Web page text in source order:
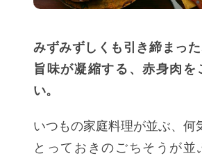
みずみずしくも引き締まっ
旨味が凝縮する、赤身肉を
い。
いつもの家庭料理が並ぶ、何
とっておきのごちそうが並